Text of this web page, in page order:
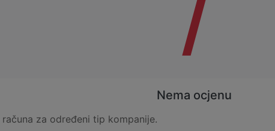
/
Nema ocjenu
za određeni tip kompanije.